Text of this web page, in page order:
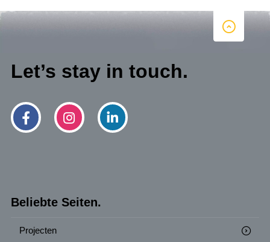
Let’s stay in touch.
Beliebte Seiten.
Projecten